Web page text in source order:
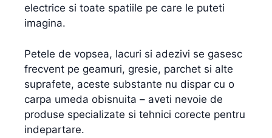
electrice si toate spatiile pe care le puteti
imagina.
Petele de vopsea, lacuri si adezivi se gasesc
frecvent pe geamuri, gresie, parchet si alte
suprafete, aceste substante nu dispar cu o
carpa umeda obisnuita – aveti nevoie de
produse specializate si tehnici corecte pentru
indepartare.